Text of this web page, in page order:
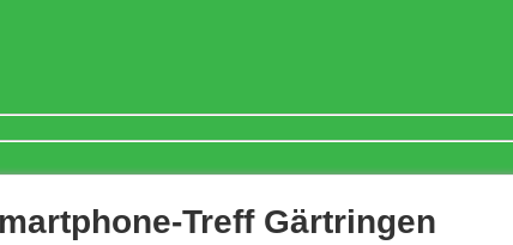
Treff Gärtringen